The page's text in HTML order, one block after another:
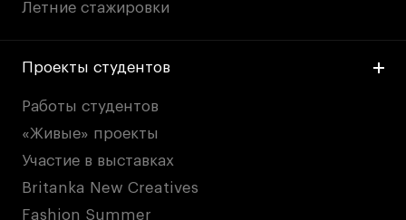
Летние стажировки
Проекты студентов
Работы студентов
«Живые» проекты
Участие в выставках
Britanka New Creatives
Fashion Summer